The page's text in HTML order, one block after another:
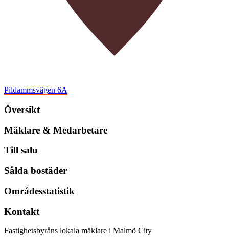
Pildammsvägen 6A
Översikt
Mäklare & Medarbetare
Till salu
Sålda bostäder
Områdesstatistik
Kontakt
Fastighetsbyråns lokala mäklare i Malmö City